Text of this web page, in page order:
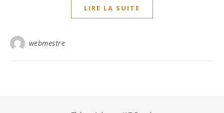
LIRE LA SUITE
webmestre